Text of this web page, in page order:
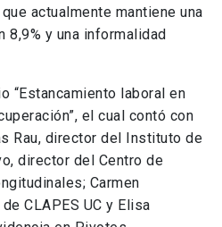
actualmente mantiene una
y una informalidad
“Estancamiento laboral en
el cual contó con
Rau, director del Instituto de
director del Centro de
Carmen
CLAPES UC y Elisa